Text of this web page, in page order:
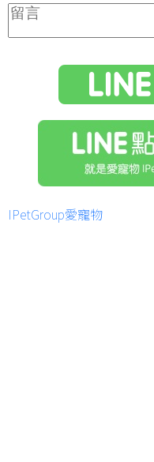
IPetGroup愛寵物